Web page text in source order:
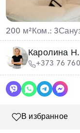
200 м² Ком.: 3
Каролина Н.
+373 76
В избранное